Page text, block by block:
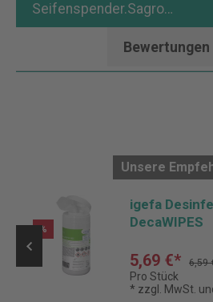
Seifenspender.Sagro…
Bewertungen
Unsere
%
igefa
DecaWIPES
5,69 €* 6,59
Pro Stück
* zzgl. MwSt.